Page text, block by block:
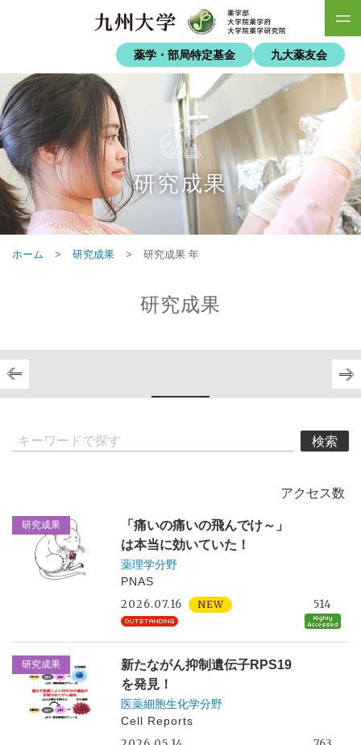
薬学・部局特定基金 九大薬友会
研究成果
ホーム > 研究成果 > 研究成果 年
研究成果
検索
アクセス数
研究成果
「痛いの痛いの飛んでけ～」
は本当に効いていた！
薬理学分野
PNAS
2026.07.16 NEW 514
研究成果
新たながん抑制遺伝子RPS19
を発見！
医薬細胞生化学分野
Cell Reports